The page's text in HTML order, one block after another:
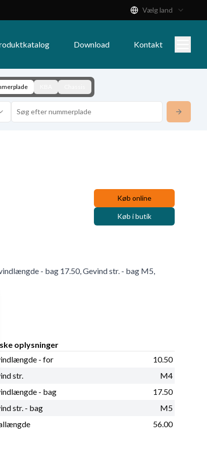
Vælg land
Download Kontakt
Køb online
Køb i butik
- bag 17.50, Gevind str. - bag M5,
oplysninger
- for
10.50
str.
M4
- bag
17.50
str. - bag
M5
56.00